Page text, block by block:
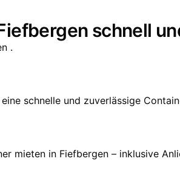
schnell
.
schnelle und zuverlässige
mieten in Fiefbergen – inklusive